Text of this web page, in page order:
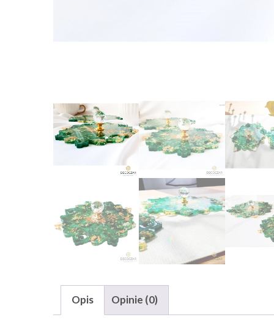
Opis Opinie (0)